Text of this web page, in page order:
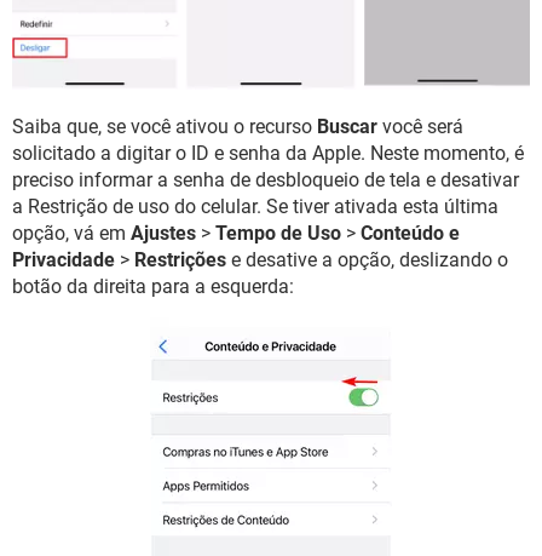
Saiba que, se você ativou o recurso Buscar você será
solicitado a digitar o ID e senha da Apple. Neste momento, é
preciso informar a senha de desbloqueio de tela e desativar
a Restrição de uso do celular. Se tiver ativada esta última
opção, vá em Ajustes > Tempo de Uso > Conteúdo e
Privacidade > Restrições e desative a opção, deslizando o
botão da direita para a esquerda: